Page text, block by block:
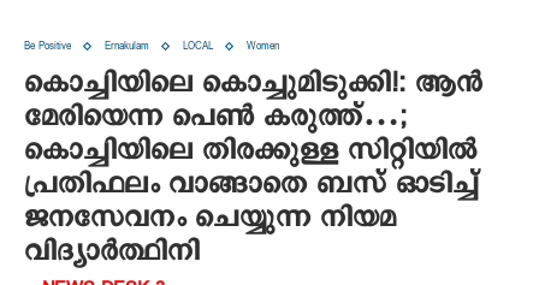
Be Positive Ernakulam LOCAL Women
കൊച്ചിയിലെ കൊച്ചുമിടുക്കി!: ആന്‍
മേരിയെന്ന പെണ്‍ കരുത്ത്…;
കൊച്ചിയിലെ തിരക്കുള്ള സിറ്റിയില്‍
പ്രതിഫലം വാങ്ങാതെ ബസ് ഓടിച്ച്
ജനസേവനം ചെയ്യുന്ന നിയമ
വിദ്യാര്‍ത്ഥിനി